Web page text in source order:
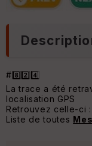
#8️⃣2️⃣4️⃣
La trace a été
localisation GPS
Retrouvez celle-ci :
Liste de toutes